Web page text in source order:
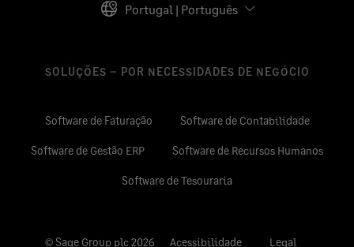
Portugal | Português
SOLUÇÕES – POR NECESSIDADES DE NEGÓCIO
Software de Faturação Software de Contabilidade
Software de Gestão ERP Software de Recursos Humanos
Software de Tesouraria
© Sage Group plc 2026 Acessibilidade Legal